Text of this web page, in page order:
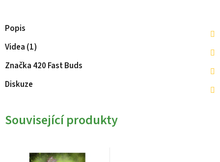
Popis
Videa (1)
Značka 420 Fast Buds
Diskuze
Související produkty